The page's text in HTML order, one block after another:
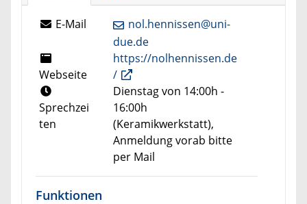
E-Mail
nol.hennissen@uni-
due.de
Webseite
https://nolhennissen.de
/
Sprechzei
ten
Dienstag von 14:00h -
16:00h
(Keramikwerkstatt),
Anmeldung vorab bitte
per Mail
Funktionen